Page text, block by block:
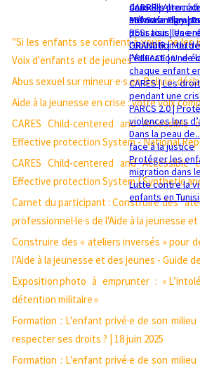
sexuelle
Mémorandum
dans les
360 Safe Play |
pour tous les
GRANDIR |
l’éducation : de
CADRE |
enfants
RESsaisir | Une
l'utilisation du
PREFACE | Une
chaque enfant
CARES | Les
pendant une
PARCS 2.0 |
violences lors
Dans la peau
face à la justice
Protéger les
migration dans
Lutte contre la
enfants en
"Si les enfants se confient à vous, ne les
Voix d'enfants et de jeunes
Abus sexuel sur mineur·e·s en Bolivie:
Aide à la jeunesse en crise : votre voix
CARES Child-centered and Accessible
Effective protection System - National
CARES Child-centered and Accessible
Effective protection System | Synthetic
Carnet du participant : Construire des
professionnel·le·s de l'Aide à la jeunesse
Construire des « ateliers inversés » pour
l’Aide à la jeunesse et des jeunes - Guide
Exposition photo à emprunter : «
détention militaire »
Formation : L'enfant privé·e de son
respecter ses droits ? | 18 juin 2025
Formation : L'enfant privé·e de son